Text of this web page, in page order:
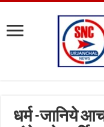
धर्म -जानिये